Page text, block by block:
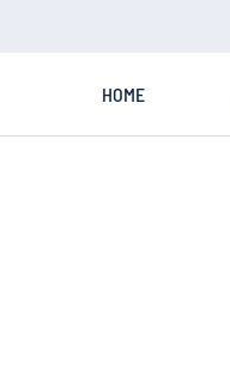
HOME